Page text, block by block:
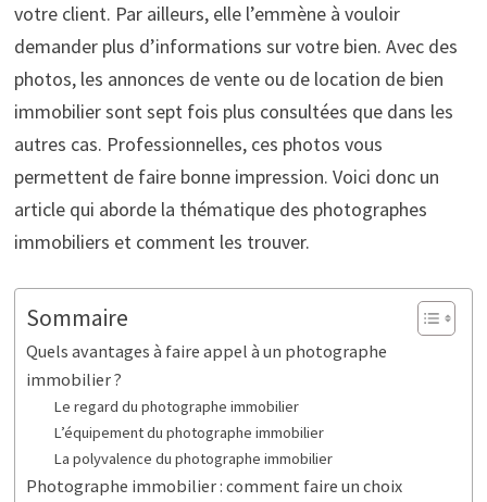
votre client. Par ailleurs, elle l’emmène à vouloir
demander plus d’informations sur votre bien. Avec des
photos, les annonces de vente ou de location de bien
immobilier sont sept fois plus consultées que dans les
autres cas. Professionnelles, ces photos vous
permettent de faire bonne impression. Voici donc un
article qui aborde la thématique des photographes
immobiliers et comment les trouver.
Sommaire
Quels avantages à faire appel à un photographe
immobilier ?
Le regard du photographe immobilier
L’équipement du photographe immobilier
La polyvalence du photographe immobilier
Photographe immobilier : comment faire un choix